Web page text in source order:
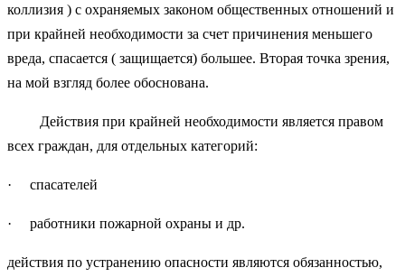
коллизия ) с охраняемых законом общественных отношений и
при крайней необходимости за счет причинения меньшего
вреда, спасается ( защищается) большее. Вторая точка зрения,
на мой взгляд более обоснована.
Действия при крайней необходимости является правом
всех граждан, для отдельных категорий:
· спасателей
· работники пожарной охраны и др.
действия по устранению опасности являются обязанностью,